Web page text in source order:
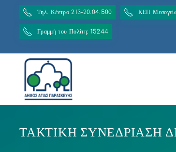
Τηλ. Κέντρο 213-20.04.500 ΚΕΠ
Γραμμή του Πολίτη: 15244
ΤΑΚΤΙΚΗ ΣΥΝΕΔΡΙΑΣΗ